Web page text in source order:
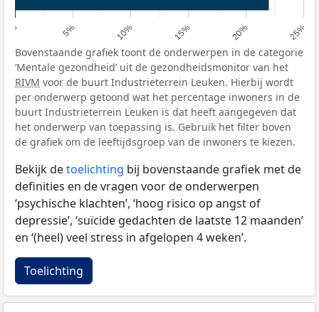
0% 5% 10% 15% 20% 25%
Bovenstaande grafiek toont de onderwerpen in de categorie
‘Mentale gezondheid’ uit de gezondheidsmonitor van het
RIVM voor de buurt Industrieterrein Leuken. Hierbij wordt
per onderwerp getoond wat het percentage inwoners in de
buurt Industrieterrein Leuken is dat heeft aangegeven dat
het onderwerp van toepassing is. Gebruik het filter boven
de grafiek om de leeftijdsgroep van de inwoners te kiezen.
Bekijk detoelichting bij bovenstaande grafiek met de
definities en de vragen voor de onderwerpen
‘psychische klachten’, ‘hoog risico op angst of
depressie’, ‘suïcide gedachten de laatste 12 maanden’
en ‘(heel) veel stress in afgelopen 4 weken’.
Toelichting